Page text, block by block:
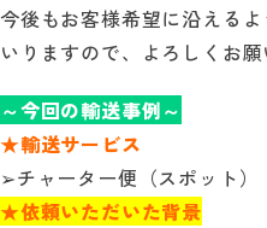
お問い合わせ
今後もお客様希望に沿える
いりますので、よろしくお願
～今回の輸送事例～
★輸送サービス
➢チャーター便（スポット）
★依頼いただいた背景